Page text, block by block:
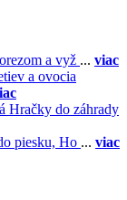
a vyž ... viac
a ovocia
Hračky do záhrady
piesku, Ho ... viac